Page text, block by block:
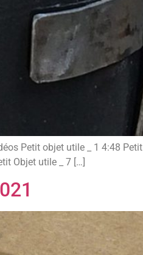
Petit objet utile _ 1 4:48
Objet utile _ 7 […]